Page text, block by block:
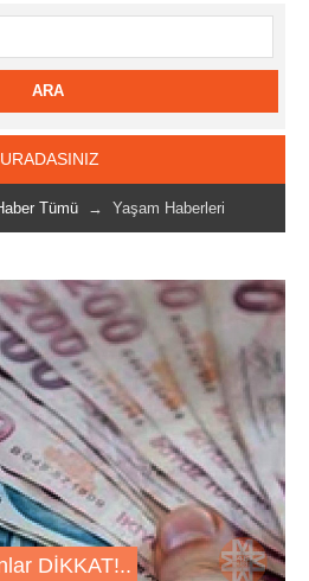
Tümü→ Yaşam Haberleri
DİKKAT!..